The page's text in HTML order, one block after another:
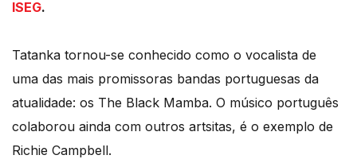
ISEG.
Tatanka tornou-se conhecido como o vocalista de
uma das mais promissoras bandas portuguesas da
atualidade: os The Black Mamba. O músico português
colaborou ainda com outros artsitas, é o exemplo de
Richie Campbell.